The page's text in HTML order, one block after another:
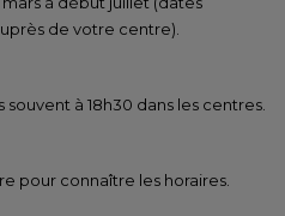
de votre centre).
à 18h30 dans les centres.
pour connaître les horaires.